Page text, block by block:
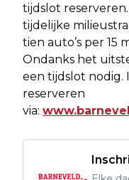
tijdslot
tijdelijke
tien auto’s per
Ondanks het
een tijdslot nodig.
reserveren
via: